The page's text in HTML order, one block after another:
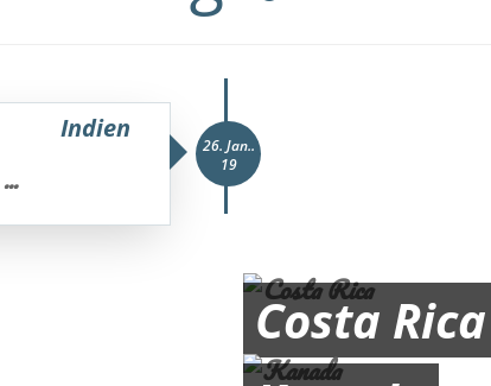
26. Jan..
19
Indien
...
Costa Rica